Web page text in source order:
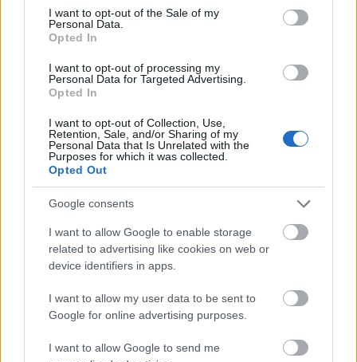
consent section.
I want to opt-out of the Sale of my
Personal Data.
Opted In
I want to opt-out of processing my
Personal Data for Targeted Advertising.
Opted In
I want to opt-out of Collection, Use,
Retention, Sale, and/or Sharing of my
Personal Data that Is Unrelated with the
Purposes for which it was collected.
Opted Out
Google consents
I want to allow Google to enable storage
related to advertising like cookies on web or
device identifiers in apps.
I want to allow my user data to be sent to
Google for online advertising purposes.
I want to allow Google to send me
Boncsér Gergely
Az évad musical színésznője:
Vágó Bernadett
Vágó Zsuzsi - NYERT
Kékkovács Mara
Peller Anna
Náray Erika